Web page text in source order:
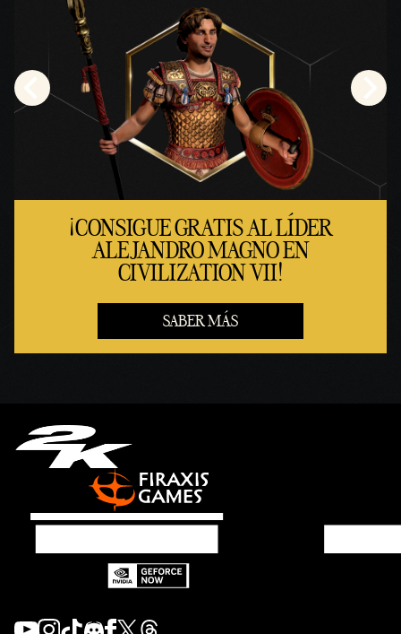
datos
a los
servi
¡CONSIGUE GRATIS AL LÍDER
ALEJANDRO MAGNO EN
CIVILIZATION VII!
SABER MÁS